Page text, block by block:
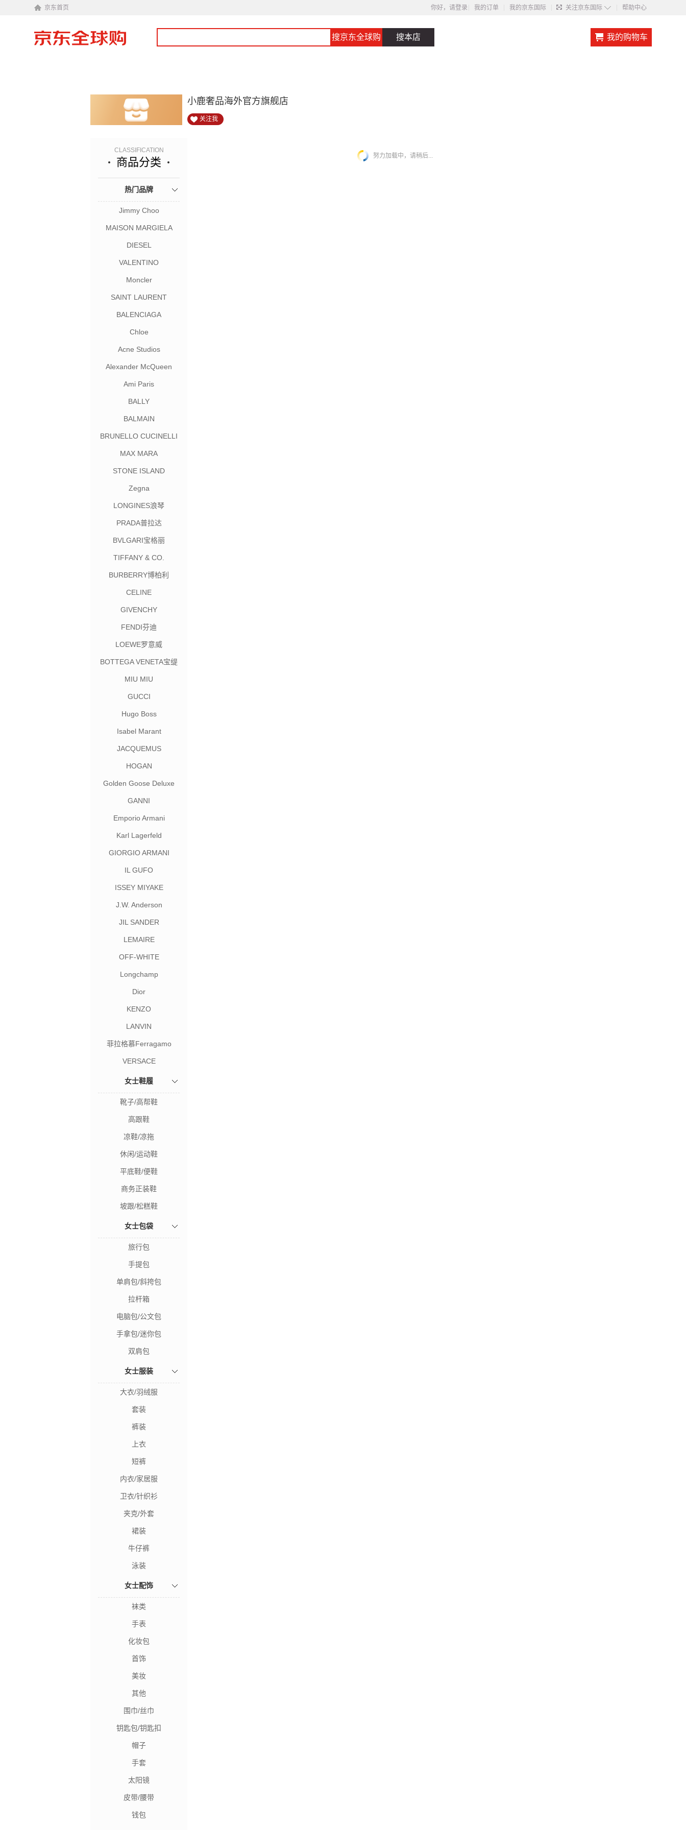
京东首页 你好，请登录 我的订单 我的京东国际 关注京东国际 ◇ 帮助中心
搜京东全球购 搜本店 我的购物车
小鹿奢品海外官方旗舰店
关注我
CLASSIFICATION
商品分类
热门品牌
Jimmy Choo
MAISON MARGIELA
DIESEL
VALENTINO
Moncler
SAINT LAURENT
BALENCIAGA
Chloe
Acne Studios
Alexander McQueen
Ami Paris
BALLY
BALMAIN
BRUNELLO CUCINELLI
MAX MARA
STONE ISLAND
Zegna
LONGINES浪琴
PRADA普拉达
BVLGARI宝格丽
TIFFANY & CO.
BURBERRY博柏利
CELINE
GIVENCHY
FENDI芬迪
LOEWE罗意威
BOTTEGA VENETA宝缇
MIU MIU
GUCCI
Hugo Boss
Isabel Marant
JACQUEMUS
HOGAN
Golden Goose Deluxe
GANNI
Emporio Armani
Karl Lagerfeld
GIORGIO ARMANI
IL GUFO
ISSEY MIYAKE
J.W. Anderson
JIL SANDER
LEMAIRE
OFF-WHITE
Longchamp
Dior
KENZO
LANVIN
菲拉格慕Ferragamo
VERSACE
女士鞋履
靴子/高帮鞋
高跟鞋
凉鞋/凉拖
休闲/运动鞋
平底鞋/便鞋
商务正装鞋
坡跟/松糕鞋
女士包袋
旅行包
手提包
单肩包/斜挎包
拉杆箱
电脑包/公文包
手拿包/迷你包
双肩包
女士服装
大衣/羽绒服
套装
裤装
上衣
短裤
内衣/家居服
卫衣/针织衫
夹克/外套
裙装
牛仔裤
泳装
女士配饰
袜类
手表
化妆包
首饰
美妆
其他
围巾/丝巾
钥匙包/钥匙扣
帽子
手套
太阳镜
皮带/腰带
钱包
努力加载中，请稍后...